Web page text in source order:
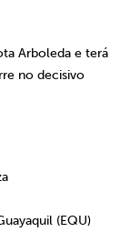
Arboleda e terá
no decisivo
(EQU)